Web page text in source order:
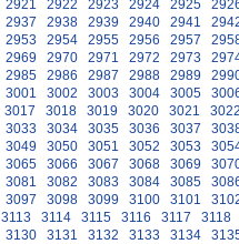
2921 2922 2923 2924 2925
2937 2938 2939 2940 2941
2953 2954 2955 2956 2957
2969 2970 2971 2972 2973
2985 2986 2987 2988 2989
3001 3002 3003 3004 3005
3017 3018 3019 3020 3021
3033 3034 3035 3036 3037
3049 3050 3051 3052 3053
3065 3066 3067 3068 3069
3081 3082 3083 3084 3085
3097 3098 3099 3100 3101
3113 3114 3115 3116 3117
3118
3130 3131 3132 3133 3134